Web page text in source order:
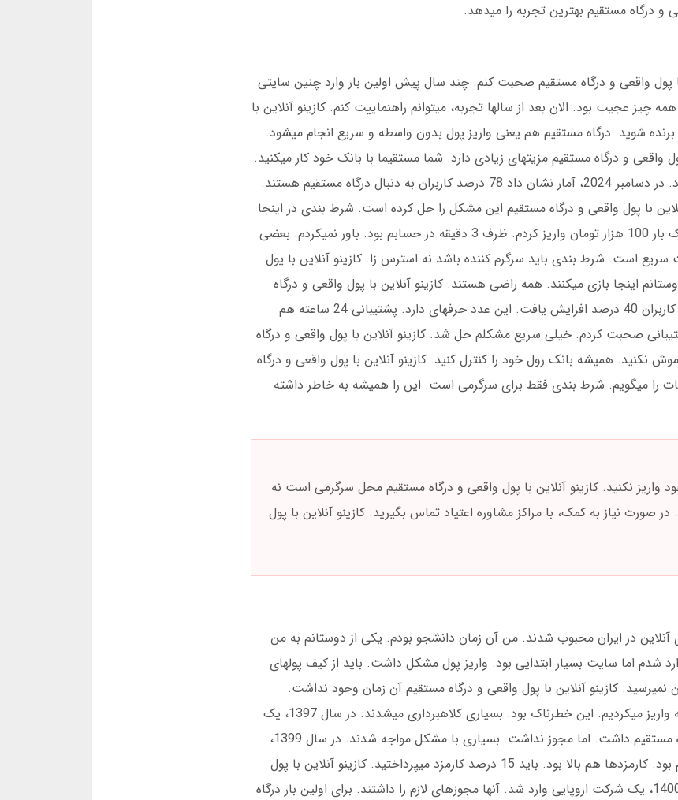
و درگاه مستقیم بهترین تجربه را میدهد.
پول واقعی و درگاه مستقیم صحبت کنم. چند سال پیش اولین بار وارد چنین سایتی
عجیب بود. الان بعد از سالها تجربه، میتوانم راهنماییت کنم. کازینو آنلاین با
برنده شوید. درگاه مستقیم هم یعنی واریز پول بدون واسطه و سریع انجام میشود.
واقعی و درگاه مستقیم مزیتهای زیادی دارد. شما مستقیما با بانک خود کار میکنید.
امنیت بیشتری دارید. پرداختهایتان سریعتر انجام میشود. در دسامبر 2024، آمار نشان داد 78 درصد کاربران به دنبال درگاه مستقیم هستند.
با پول واقعی و درگاه مستقیم این مشکل را حل کرده است. شرط بندی در اینجا
لذتبخش است. من شخصا چندین بار تجربه کردهام. یک بار 100 هزار تومان واریز کردم. ظرف 3 دقیقه در حسابم بود. باور نمیکردم. بعضی
سریع است. شرط بندی باید سرگرم کننده باشد نه استرس زا. کازینو آنلاین با پول
اینجا بازی میکنند. همه راضی هستند. کازینو آنلاین با پول واقعی و درگاه
مستقیم اعتمادسازی کرده است. در مارس 2025، تعداد کاربران 40 درصد افزایش یافت. این عدد حرفهای دارد. پشتیبانی 24 ساعته هم
صحبت کردم. خیلی سریع مشکلم حل شد. کازینو آنلاین با پول واقعی و درگاه
نکنید. همیشه بانک رول خود را کنترل کنید. کازینو آنلاین با پول واقعی و درگاه
را میگویم. شرط بندی فقط برای سرگرمی است. این را همیشه به خاطر داشته
واریز نکنید. کازینو آنلاین با پول واقعی و درگاه مستقیم محل سرگرمی است نه
صورت نیاز به کمک، با مراکز مشاوره اعتیاد تماس بگیرید. کازینو آنلاین با پول
برگردیم. در سال 1395، کازینوهای آنلاین در ایران محبوب شدند. من آن زمان دانشجو بودم. یکی از دوستانم به من
اما سایت بسیار ابتدایی بود. واریز پول مشکل داشت. باید از کیف پولهای
کازینو آنلاین با پول واقعی و درگاه مستقیم آن زمان وجود نداشت.
درگاههای بانکی مستقیم نبود. باید از طریق افراد واسطه واریز میکردیم. این خطرناک بود. بسیاری کلاهبرداری میشدند. در سال 1397، یک
سایت به نام بت فوروارد ایجاد شد. برای اولین بار درگاه مستقیم داشت. اما مجوز نداشت. بسیاری با مشکل مواجه شدند. در سال 1399،
تعداد کازینوها افزایش یافت. اما هنوز درگاه مستقیم کم بود. کارمزدها هم بالا بود. باید 15 درصد کارمزد میپرداختید. کازینو آنلاین با پول
واقعی و درگاه مستقیم واقعی ظهور نکرده بود. در سال 1400، یک شرکت اروپایی وارد شد. آنها مجوزهای لازم را داشتند. برای اولین بار درگاه